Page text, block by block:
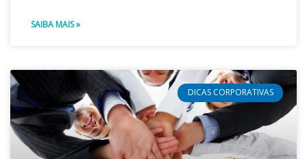
SAIBA MAIS »
DICAS CORPORATIVAS